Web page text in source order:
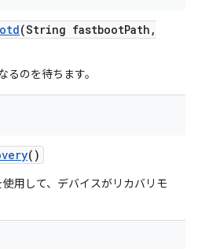
(String fastbootPath ,
のを待ちます。
()
用して、デバイスがリカバリモ